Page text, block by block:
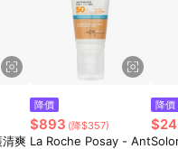
將會造成追蹤中斷而
商品規格、顏色、價
銷售網頁標示為準。
饋規定，逾期訂單將
保有更改條款與法律
為準。
清爽
降價
$893 (降$357)
La Roche Posay - Ant
降價